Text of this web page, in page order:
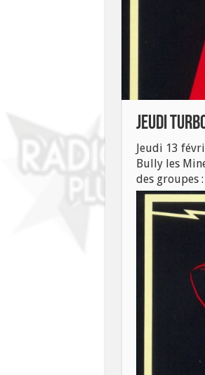
JEUDI
Jeudi 13
Bully les
des groupes :